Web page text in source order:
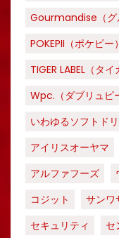
Gourmandise（グ
POKEPII（ポケピー）
TIGER LABEL（タイ
Wpc.（ダブリュピ
いわゆるソフトド
アイリスオーヤマ
アルファフーズ
コジット
サンワ
セキュリティ
セ